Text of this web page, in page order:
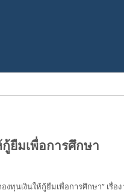
ยืมเพื่อการศึกษา
นเงินให้กู้ยืมเพื่อการศึกษา” เรื่อง